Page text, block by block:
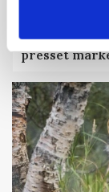
Uændret
presset